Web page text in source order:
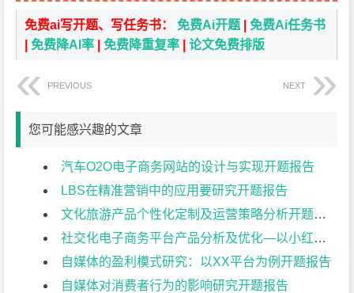
免费ai写开题、写任务书：免费Ai开题 |免费Ai任务书
|免费降AI率 |免费降重复率 |论文免费排版
PREVIOUS NEXT
您可能感兴趣的文章
汽车O2O电子商务网站的设计与实现开题报告
LBS在精准营销中的应用要研究开题报告
文化旅游产品个性化定制及运营策略分析开题报告
社交化电子商务平台产品分析及优化—以小红书为例开题报告
自媒体的盈利模式研究：以XX平台为例开题报告
自媒体对消费者行为的影响研究开题报告